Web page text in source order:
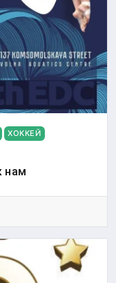
ХОККЕЙ
нам